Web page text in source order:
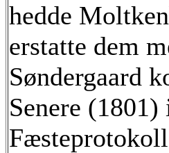
hedde
erstatte dem
Søndergaard
Senere